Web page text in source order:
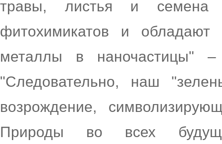
травы, листья и семена
фитохимикатов и обладают
металлы в наночастицы" –
"Следовательно, наш
возрождение,
Природы во всех